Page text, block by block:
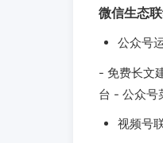
微信生态
公众号
- 免费长文
台 - 公众号
视频号